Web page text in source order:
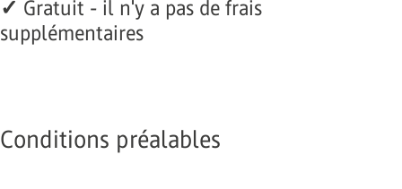
✓ Gratuit - il n'y a pas de frais
supplémentaires
Conditions préalables